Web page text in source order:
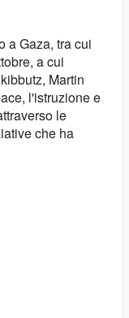
a Gaza, tra cui
a cui
Martin
l'istruzione e
le
che ha